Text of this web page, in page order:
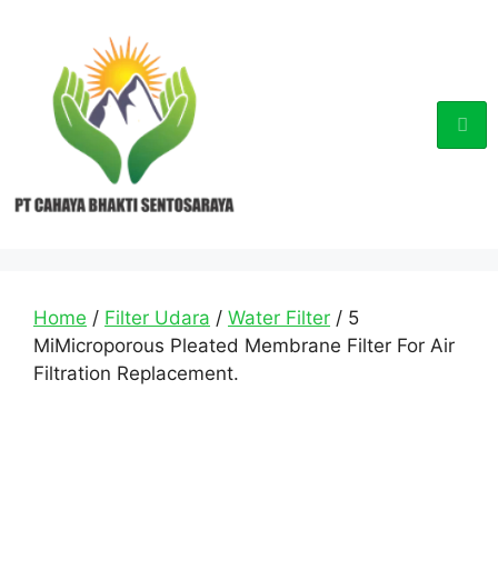
Home / Filter Udara / Water Filter / 5
MiMicroporous Pleated Membrane Filter For Air
Filtration Replacement.